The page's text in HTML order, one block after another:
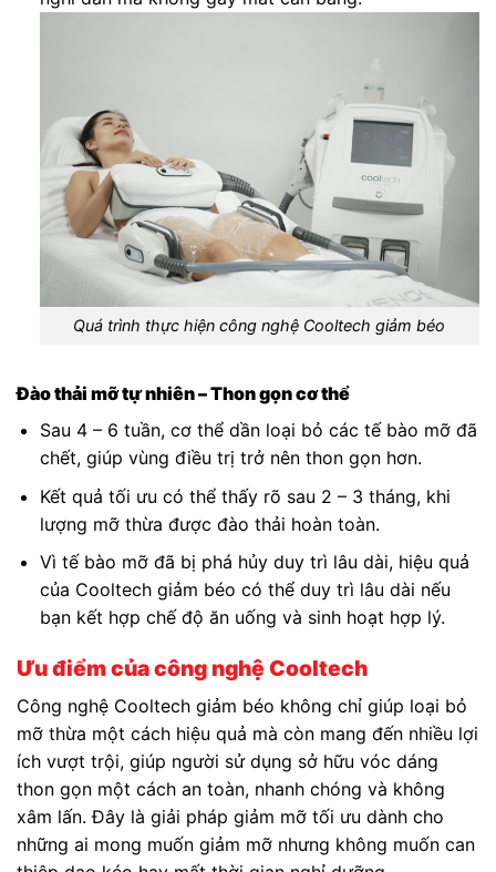
Quá trình thực hiện công nghệ Cooltech giảm béo
Đào thải mỡ tự nhiên – Thon gọn cơ thể
Sau 4 – 6 tuần, cơ thể dần loại bỏ các tế bào mỡ đã
chết, giúp vùng điều trị trở nên thon gọn hơn.
Kết quả tối ưu có thể thấy rõ sau 2 – 3 tháng, khi
lượng mỡ thừa được đào thải hoàn toàn.
Vì tế bào mỡ đã bị phá hủy duy trì lâu dài, hiệu quả
của Cooltech giảm béo có thể duy trì lâu dài nếu
bạn kết hợp chế độ ăn uống và sinh hoạt hợp lý.
Ưu điểm của công nghệ Cooltech
Công nghệ Cooltech giảm béo không chỉ giúp loại bỏ
mỡ thừa một cách hiệu quả mà còn mang đến nhiều lợi
ích vượt trội, giúp người sử dụng sở hữu vóc dáng
thon gọn một cách an toàn, nhanh chóng và không
xâm lấn. Đây là giải pháp giảm mỡ tối ưu dành cho
những ai mong muốn giảm mỡ nhưng không muốn can